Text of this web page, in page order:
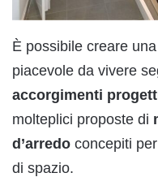
È possibile creare una
piacevole da vivere
accorgimenti
molteplici proposte di
d’arredo concepiti
di spazio.